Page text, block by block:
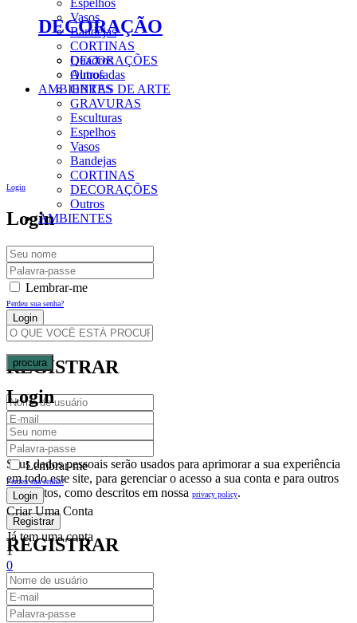
Vasos
Bandejas
CORTINAS
DECORAÇÕES
Outros
AMBIENTES
Login
Login
Lembrar-me
Perdeu sua senha?
Criar Uma Conta
REGISTRAR
Seus dados pessoais serão usados para aprimorar a sua experiência
em todo este site, para gerenciar o acesso a sua conta e para outros
propósitos, como descritos em nossa privacy policy.
Já tem uma conta
1
0
Fechar
Carrinho De Compras(0)
No products in the cart.
DECORAÇÃO
Quadros
Almofadas
OBRAS DE ARTE
GRAVURAS
Esculturas
Espelhos
Vasos
Bandejas
CORTINAS
DECORAÇÕES
Outros
AMBIENTES
procura
Login
Lembrar-me
Perdeu sua senha?
Criar Uma Conta
REGISTRAR